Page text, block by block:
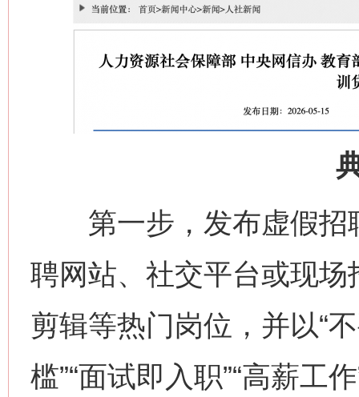
第一步，发布虚假招
聘网站、社交平台或现
剪辑等热门岗位，并以“
槛”“面试即入职”“高薪工